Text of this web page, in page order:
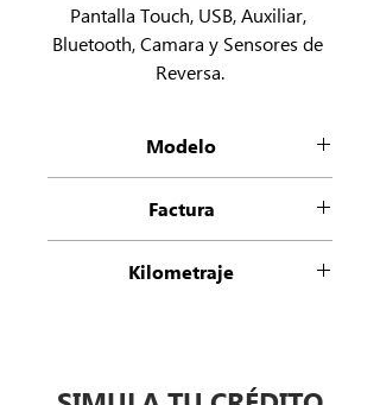
Pantalla Touch, USB, Auxiliar,
Bluetooth, Camara y Sensores de
Reversa.
Modelo
Factura
Kilometraje